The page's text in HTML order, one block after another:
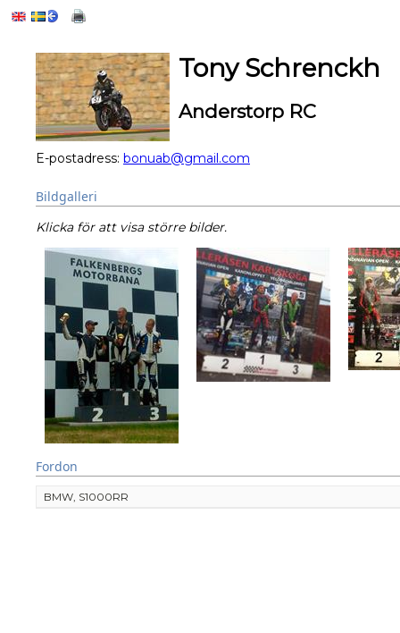
Tony Schrenckh
Anderstorp RC
E-postadress: bonuab@gmail.com
Bildgalleri
Klicka för att visa större bilder.
Fordon
BMW, S1000RR